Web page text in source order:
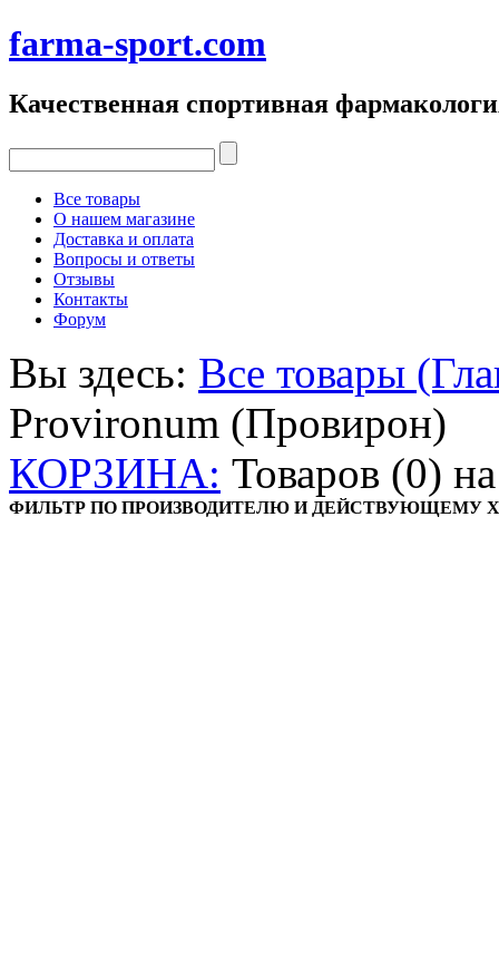
farma-sport.com
Качественная спортивная
Все товары
О нашем магазине
Доставка и оплата
Вопросы и ответы
Отзывы
Контакты
Форум
Вы здесь: Все товары
Provironum (Провирон)
КОРЗИНА: Товаров (0)
ФИЛЬТР ПО ПРОИЗВОДИТЕЛЮ И ДЕЙСТВУЮЩЕМУ